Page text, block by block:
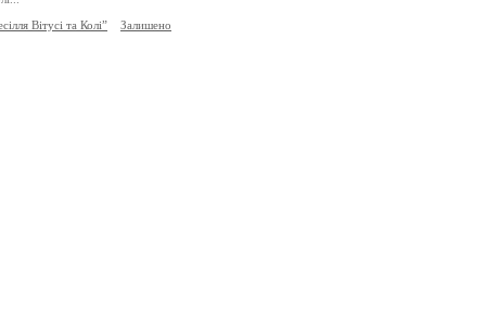
Вітусі та Колі”
Залишено